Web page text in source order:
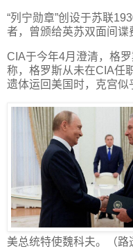
“列宁勋章”创设于苏联
者，曾颁给英苏双面间谍
CIA于今年4月澄清，格
称，格罗斯从未在CIA任
遗体运回美国时，克宫似
美总统特使魏科夫。（路